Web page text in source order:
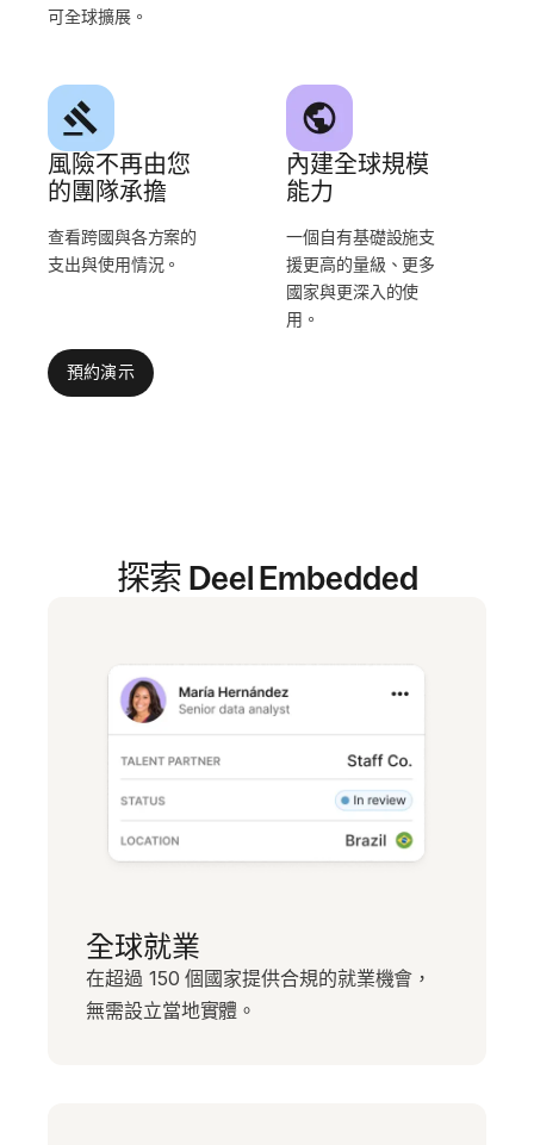
可全球擴展。
風險不再由您
的團隊承擔
查看跨國與各方案的
支出與使用情況。
內建全球規模
能力
一個自有基礎設施支
援更高的量級、更多
國家與更深入的使
用。
預約演示
探索 Deel Embedded
全球就業
在超過 150 個國家提供合規的就業機會，
無需設立當地實體。